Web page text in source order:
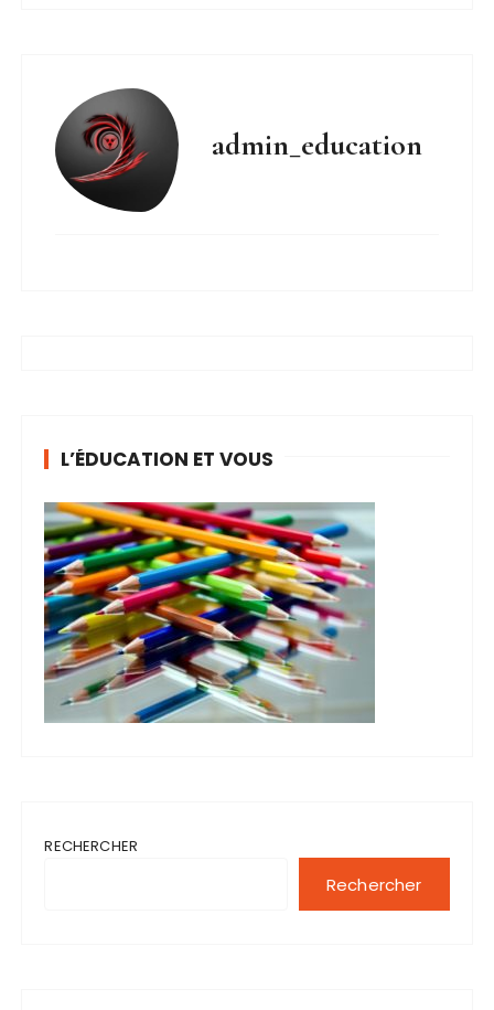
admin_education
L’ÉDUCATION ET VOUS
RECHERCHER
Rechercher